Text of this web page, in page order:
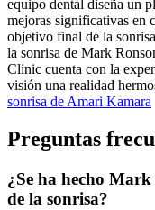
equipo dental diseña un
mejoras significativas en
objetivo final de la
la sonrisa de Mark
Clinic cuenta con la
visión una realidad
sonrisa de Amari Kamara
Preguntas
¿Se ha hecho
de la sonrisa?